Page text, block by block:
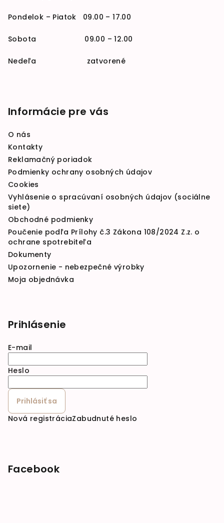
Pondelok – Piatok 09.00 – 17.00
Sobota 09.00 – 12.00
Nedeľa zatvorené
Informácie pre vás
O nás
Kontakty
Reklamačný poriadok
Podmienky ochrany osobných údajov
Cookies
Vyhlásenie o spracúvaní osobných údajov (sociálne
siete)
Obchodné podmienky
Poučenie podľa Prílohy č.3 Zákona 108/2024 Z.z. o
ochrane spotrebiteľa
Dokumenty
Upozornenie - nebezpečné výrobky
Moja objednávka
Prihlásenie
E-mail
Heslo
Prihlásiť sa
Nová registráciaZabudnuté heslo
Facebook